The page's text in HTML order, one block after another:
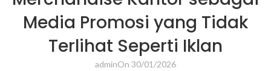
Media Promosi yang Tidak
Terlihat Seperti Iklan
adminOn 30/01/2026